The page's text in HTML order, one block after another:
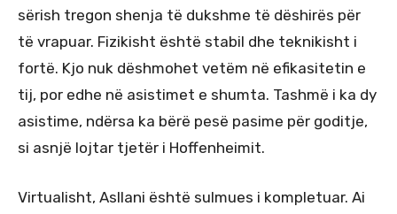
sërish tregon shenja të dukshme të dëshirës për
të vrapuar. Fizikisht është stabil dhe teknikisht i
fortë. Kjo nuk dëshmohet vetëm në efikasitetin e
tij, por edhe në asistimet e shumta. Tashmë i ka dy
asistime, ndërsa ka bërë pesë pasime për goditje,
si asnjë lojtar tjetër i Hoffenheimit.
Virtualisht, Asllani është sulmues i kompletuar. Ai